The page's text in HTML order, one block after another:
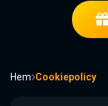
Hem Cookiepolicy